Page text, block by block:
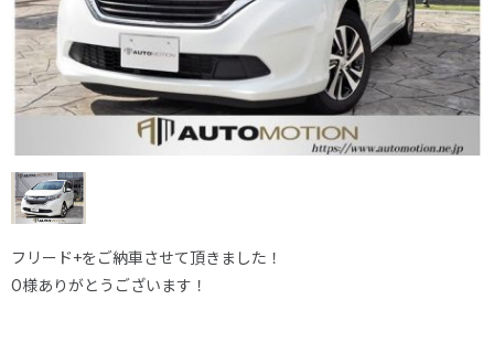
フリード+をご納車させて頂きました！
O様ありがとうございます！